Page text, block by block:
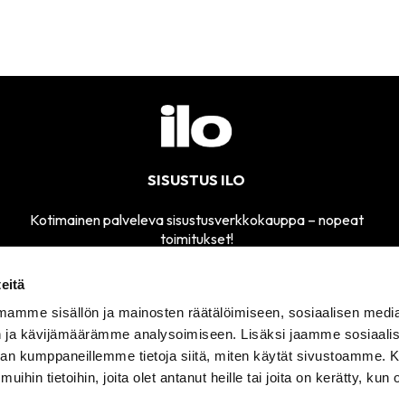
sisällön ja mainosten räätälöimiseen, sosiaalisen
kävijämäärämme analysoimiseen. Lisäksi jaamme
kumppaneillemme tietoja siitä, miten käytät sivustoamme.
tietoihin, joita olet antanut heille tai joita on kerätty, kun
SISUSTUS ILO
Kotimainen palveleva sisustusverkkokauppa – nopeat
toimitukset!
MYYMÄLÄMME
TI-PE 11-17
SÄHKÖPOSTI
sisustusilo@sisustusilo.fi